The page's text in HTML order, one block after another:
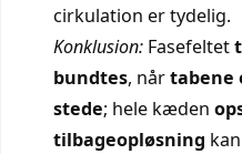
cirkulation er tydelig.
Konklusion: Fasefeltet
bundtes, nårtabene
stede; hele kæden
tilbageopløsning